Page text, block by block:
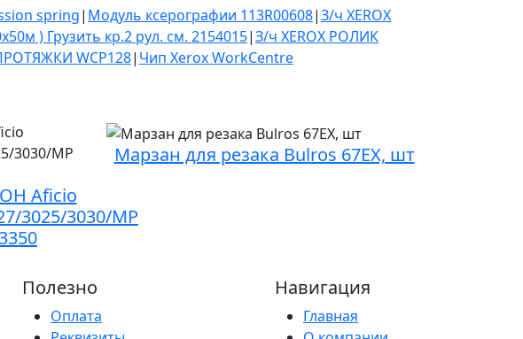
spring| Модуль ксерографии 113R00608|З/ч XEROX
) Грузить кр.2 рул. см. 2154015|З/ч XEROX РОЛИК
WCP128| Чип Xerox WorkCentre
Aficio
3025/3030/MP
Марзан для резака Bulros 67EX, шт
Полезно
Оплата
Навигация
Главная